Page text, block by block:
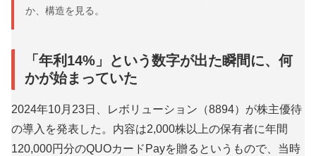
か、構造を見る。
「年利14%」という数字が出た瞬間に、何
かが始まっていた
2024年10月23日、レボリューション（8894）が株主優待
の導入を発表した。内容は2,000株以上の保有者に年間
120,000円分のQUOカードPayを贈るというもので、当時